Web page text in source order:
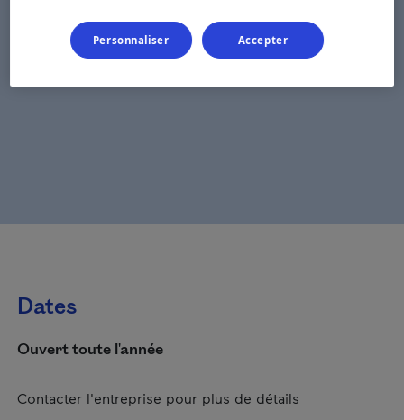
Dates
Ouvert toute l'année
Contacter l'entreprise pour plus de détails
Personnaliser Accepter